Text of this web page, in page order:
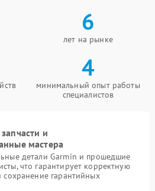
6
лет на рынке
4
минимальный опыт работы
специалистов
и
мастера
детали Garmin и прошедшие
что гарантирует корректную
сохранение гарантийных